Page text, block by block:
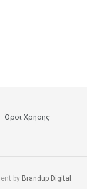
Όροι Χρήσης
by Brandup Digital .